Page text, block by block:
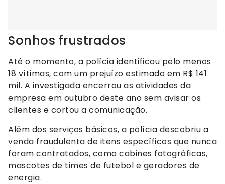
Sonhos frustrados
Até o momento, a polícia identificou pelo menos
18 vítimas, com um prejuízo estimado em R$ 141
mil. A investigada encerrou as atividades da
empresa em outubro deste ano sem avisar os
clientes e cortou a comunicação.
Além dos serviços básicos, a polícia descobriu a
venda fraudulenta de itens específicos que nunca
foram contratados, como cabines fotográficas,
mascotes de times de futebol e geradores de
energia.